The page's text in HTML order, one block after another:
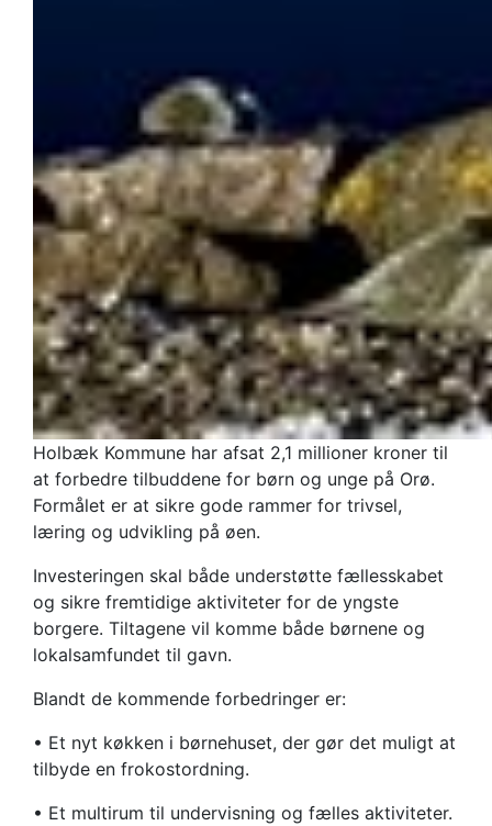
Holbæk Kommune har afsat 2,1 millioner kroner til
at forbedre tilbuddene for børn og unge på Orø.
Formålet er at sikre gode rammer for trivsel,
læring og udvikling på øen.
Investeringen skal både understøtte fællesskabet
og sikre fremtidige aktiviteter for de yngste
borgere. Tiltagene vil komme både børnene og
lokalsamfundet til gavn.
Blandt de kommende forbedringer er:
• Et nyt køkken i børnehuset, der gør det muligt at
tilbyde en frokostordning.
• Et multirum til undervisning og fælles aktiviteter.